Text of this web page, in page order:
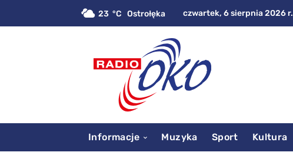
23 C Ostrołęka czwartek, 6 sierpnia 2026 r.
Informacje Muzyka Sport Kultura